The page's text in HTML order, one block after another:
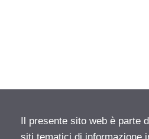
Il presente sito web è parte
siti tematici di informazione